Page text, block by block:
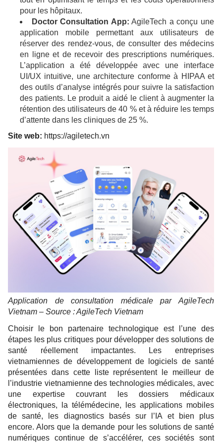
pour les hôpitaux.
Doctor Consultation App: AgileTech a conçu une
application mobile permettant aux utilisateurs de
réserver des rendez-vous, de consulter des médecins
en ligne et de recevoir des prescriptions numériques.
L’application a été développée avec une interface
UI/UX intuitive, une architecture conforme à HIPAA et
des outils d’analyse intégrés pour suivre la satisfaction
des patients. Le produit a aidé le client à augmenter la
rétention des utilisateurs de 40 % et à réduire les temps
d’attente dans les cliniques de 25 %.
Site web: https://agiletech.vn
Application de consultation médicale par AgileTech
Vietnam – Source : AgileTech Vietnam
Choisir le bon partenaire technologique est l’une des
étapes les plus critiques pour développer des solutions de
santé réellement impactantes. Les entreprises
vietnamiennes de développement de logiciels de santé
présentées dans cette liste représentent le meilleur de
l’industrie vietnamienne des technologies médicales, avec
une expertise couvrant les dossiers médicaux
électroniques, la télémédecine, les applications mobiles
de santé, les diagnostics basés sur l’IA et bien plus
encore. Alors que la demande pour les solutions de santé
numériques continue de s’accélérer, ces sociétés sont